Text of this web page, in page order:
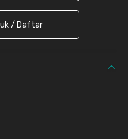
/ Daftar